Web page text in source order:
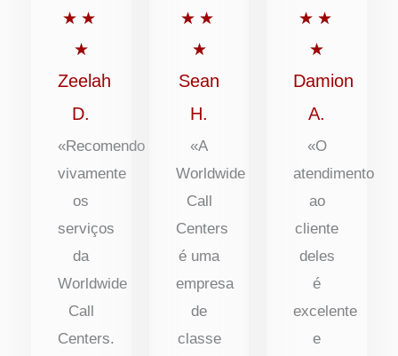
★ ★
★
com
5
de
Zeelah
D.
«Recomendo
vivamente
os
serviços
da
Worldwide
Call
Centers.
★ ★
★
com
5
de
Sean
H.
«A
Worldwide
Call
Centers
é uma
empresa
de
classe
★ ★
★
com
de
Damion
A.
«O
atendimento
ao
cliente
deles
é
excelente
e